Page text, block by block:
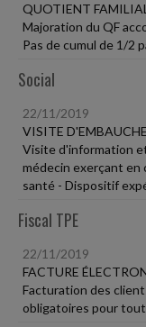
QUOTIENT FAMILIAL
Majoration du QF
Pas de cumul de 1/2
Social
22/11/2019
VISITE
Visite d'information
médecin exerçant en
santé - Dispositif
Fiscal TPE
22/11/2019
FACTURE
Facturation des
obligatoires pour